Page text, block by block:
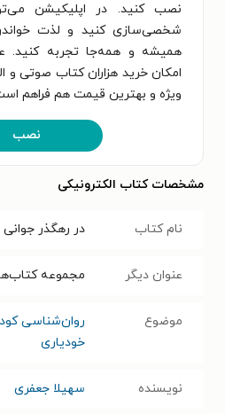
نصب کنید. در اپلیکیشن
شخصی‌سازی کنید و لذت
همیشه و همه‌جا تجربه کنید.
امکان خرید هزاران کتاب صوتی و
ویژه و بهترین قیمت هم فراهم
نصب
مشخصات کتاب الکترونیکی
نام کتاب در رهگذر جوانی
عنوان دیگر مجموعه
موضوع روان‌شناسی
خودیاری
نویسنده سهیلا جعفری